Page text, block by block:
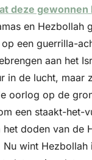
deze gewonnen
en Hezbollah
een guerrilla-
aan het
in de lucht, maar
oorlog op de
een staakt-het-
doden van de
wint Hezbollah